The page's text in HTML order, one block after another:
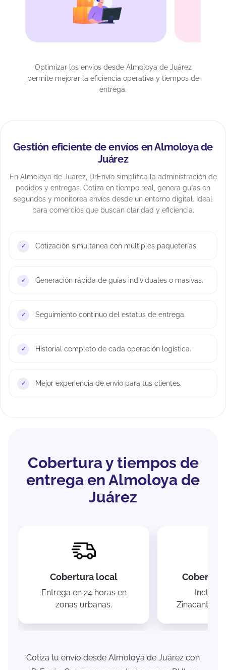
Optimizar los envíos desde Almoloya de Juárez
permite mejorar la eficiencia operativa y tiempos de
entrega.
Gestión eficiente de envíos en Almoloya de
Juárez
En Almoloya de Juárez, DrEnvío simplifica la administración de
pedidos y entregas. Cotiza en tiempo real, genera guías en
segundos y monitorea envíos desde un entorno digital. Ideal
para comercios que buscan claridad y eficiencia.
Cotización simultánea con múltiples paqueterías.
Generación rápida de guías individuales o masivas.
Seguimiento continuo del estatus de entrega.
Historial completo de cada operación logística.
Mejor experiencia de envío para tus clientes.
Cobertura y tiempos de
entrega en Almoloya de
Juárez
Cobertura local
Entrega en 24 horas en
zonas urbanas.
Incluye
Cotiza tu envío desde Almoloya de Juárez con